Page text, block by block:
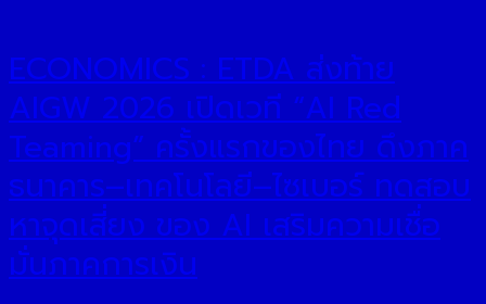
ECONOMICS : ETDA ส่งท้าย
AIGW 2026 เปิดเวที “AI Red
Teaming” ครั้งแรกของไทย ดึงภาค
ธนาคาร–เทคโนโลยี–ไซเบอร์ ทดสอบ
หาจุดเสี่ยง ของ AI เสริมความเชื่อ
มั่นภาคการเงิน